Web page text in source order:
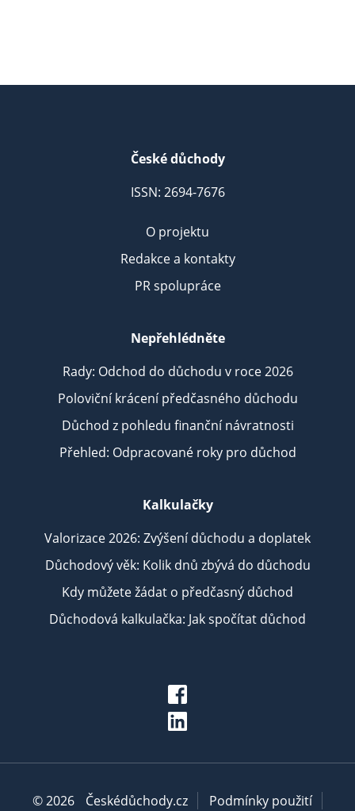
České důchody
ISSN: 2694-7676
O projektu
Redakce a kontakty
PR spolupráce
Nepřehlédněte
Rady: Odchod do důchodu v roce 2026
Poloviční krácení předčasného důchodu
Důchod z pohledu finanční návratnosti
Přehled: Odpracované roky pro důchod
Kalkulačky
Valorizace 2026: Zvýšení důchodu a doplatek
Důchodový věk: Kolik dnů zbývá do důchodu
Kdy můžete žádat o předčasný důchod
Důchodová kalkulačka: Jak spočítat důchod
© 2026 Českédůchody.cz
Podmínky použití